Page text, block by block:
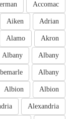
Accomac
Adrian
Aiken
Akron
Alamo
Albany
Albany
Albany
Albion
Albion
Alexandria